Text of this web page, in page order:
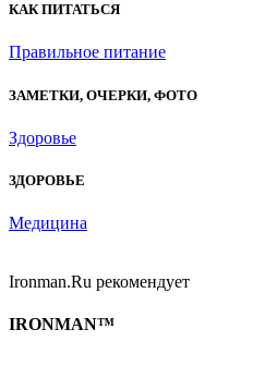
КАК ПИТАТЬСЯ
Правильное питание
ЗАМЕТКИ, ОЧЕРКИ, ФОТО
Здоровье
ЗДОРОВЬЕ
Медицина
Ironman.Ru рекомендует
IRONMAN™